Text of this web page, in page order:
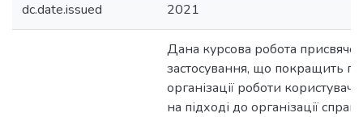
dc.date.issued 2021
Дана курсова робота
застосування, що покращить
організації роботи
на підході до організації